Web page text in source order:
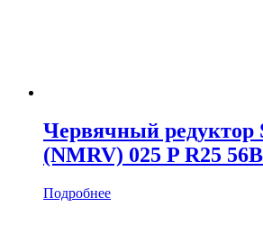
Червячный редуктор
(NMRV) 025 P R25
Подробнее